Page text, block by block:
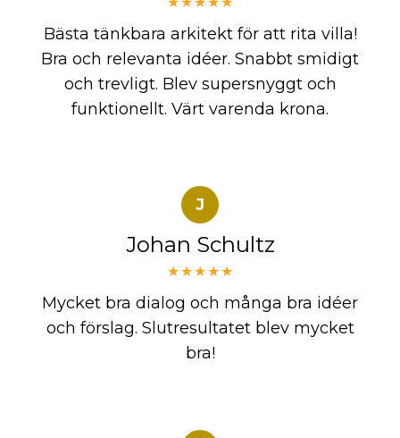
Bästa tänkbara arkitekt för att rita villa!
Bra och relevanta idéer. Snabbt smidigt
och trevligt. Blev supersnyggt och
funktionellt. Värt varenda krona.
J
Johan Schultz
★★★★★
Mycket bra dialog och många bra idéer
och förslag. Slutresultatet blev mycket
bra!